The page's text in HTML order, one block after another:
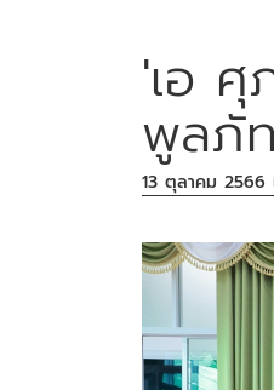
'เอ
พูลภั
13 ตุลาคม 2566